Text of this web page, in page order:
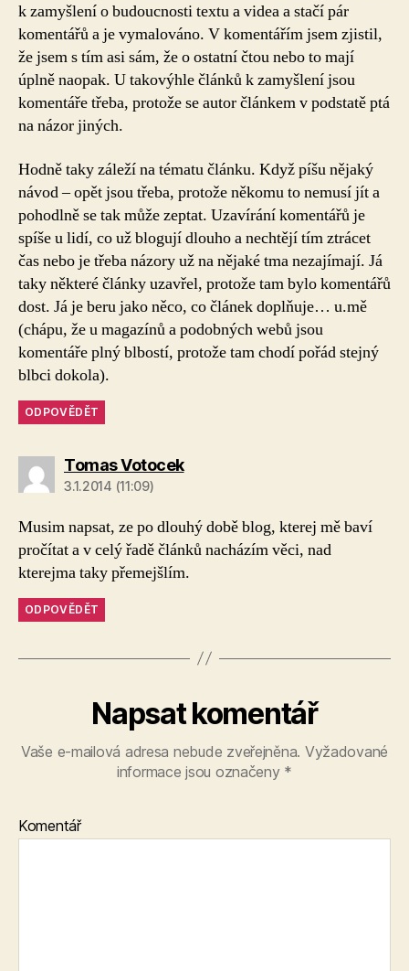
k zamyšlení o budoucnosti textu a videa a stačí pár
komentářů a je vymalováno. V komentářím jsem zjistil,
že jsem s tím asi sám, že o ostatní čtou nebo to mají
úplně naopak. U takovýhle článků k zamyšlení jsou
komentáře třeba, protože se autor článkem v podstatě ptá
na názor jiných.
Hodně taky záleží na tématu článku. Když píšu nějaký
návod – opět jsou třeba, protože někomu to nemusí jít a
pohodlně se tak může zeptat. Uzavírání komentářů je
spíše u lidí, co už blogují dlouho a nechtějí tím ztrácet
čas nebo je třeba názory už na nějaké tma nezajímají. Já
taky některé články uzavřel, protože tam bylo komentářů
dost. Já je beru jako něco, co článek doplňuje… u.mě
(chápu, že u magazínů a podobných webů jsou
komentáře plný blbostí, protože tam chodí pořád stejný
blbci dokola).
ODPOVĚDĚT
Tomas Votocek
3.1.2014 (11:09)
Musim napsat, ze po dlouhý době blog, kterej mě baví
pročítat a v celý řadě článků nacházím věci, nad
kterejma taky přemejšlím.
ODPOVĚDĚT
Napsat komentář
Vaše e-mailová adresa nebude zveřejněna. Vyžadované
informace jsou označeny *
Komentář